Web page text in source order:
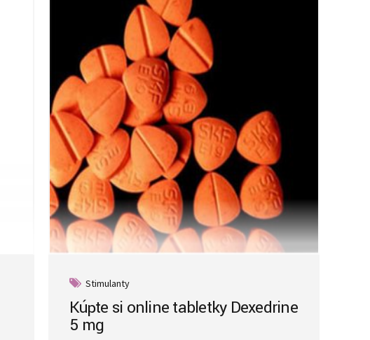
Stimulanty
Kúpte si online tabletky Dexedrine
5 mg